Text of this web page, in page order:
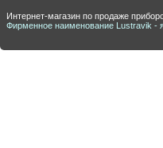
Интернет-магазин по продаже
Фирменное наименование Lustravik -